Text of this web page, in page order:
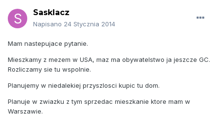
Sasklacz
Napisano 24 Stycznia 2014
Mam nastepujace pytanie.
Mieszkamy z mezem w USA, maz ma obywatelstwo ja jeszcze GC.
Rozliczamy sie tu wspolnie.
Planujemy w niedalekiej przyszlosci kupic tu dom.
Planuje w zwiazku z tym sprzedac mieszkanie ktore mam w
Warszawie.